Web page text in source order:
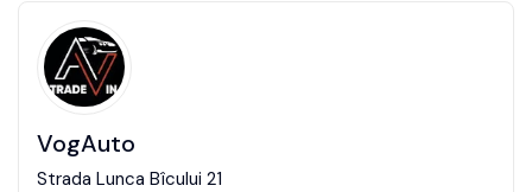
VogAuto
Strada Lunca Bîcului 21